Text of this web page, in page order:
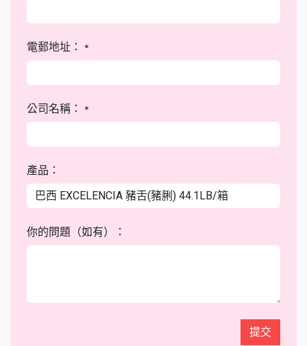
電郵地址： *
公司名稱： *
產品：
你的問題（如有）：
提交